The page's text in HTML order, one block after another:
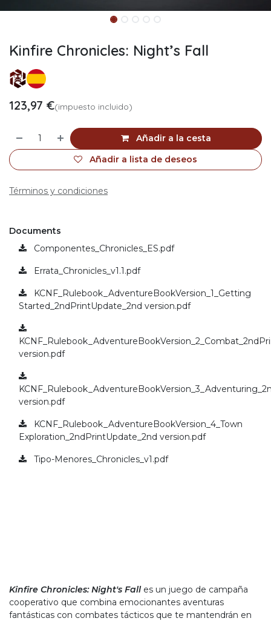
Kinfire Chronicles: Night’s Fall
123,97 €(impuesto incluido)
Añadir a la cesta
Añadir a lista de deseos
Términos y condiciones
Documents
Componentes_Chronicles_ES.pdf
Errata_Chronicles_v1.1.pdf
KCNF_Rulebook_AdventureBookVersion_1_Getting
Started_2ndPrintUpdate_2nd version.pdf
version.pdf
version.pdf
KCNF_Rulebook_AdventureBookVersion_4_Town
Exploration_2ndPrintUpdate_2nd version.pdf
Tipo-Menores_Chronicles_v1.pdf
Kinfire Chronicles: Night's Falles un juego de campaña
cooperativo que combina emocionantes aventuras
fantásticas con combates tácticos que te mantendrán en